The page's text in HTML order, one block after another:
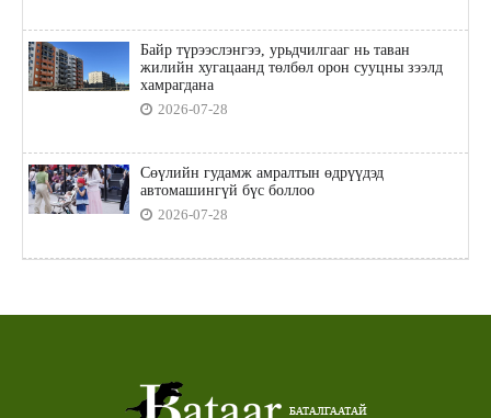
Байр түрээслэнгээ, урьдчилгааг нь таван
жилийн хугацаанд төлбөл орон сууцны зээлд
хамрагдана
2026-07-28
Сөүлийн гудамж амралтын өдрүүдэд
автомашингүй бүс боллоо
2026-07-28